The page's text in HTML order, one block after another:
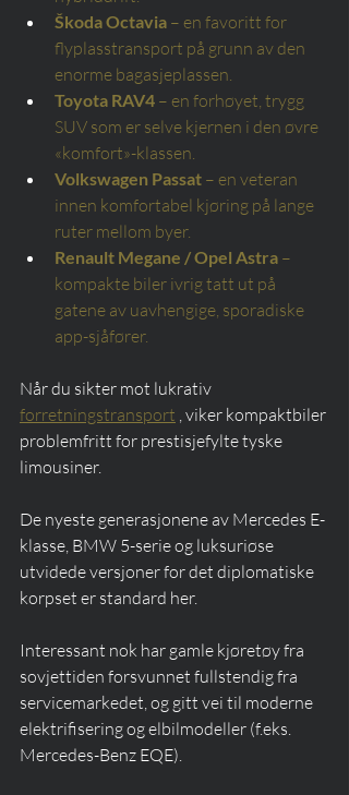
Škoda Octavia – en favoritt for
flyplasstransport på grunn av den
enorme bagasjeplassen.
Toyota RAV4 – en forhøyet, trygg
SUV som er selve kjernen i den øvre
«komfort»-klassen.
Volkswagen Passat – en veteran
innen komfortabel kjøring på lange
ruter mellom byer.
Renault Megane / Opel Astra –
kompakte biler ivrig tatt ut på
gatene av uavhengige, sporadiske
app-sjåfører.
Når du sikter mot lukrativ
forretningstransport , viker kompaktbiler
problemfritt for prestisjefylte tyske
limousiner.
De nyeste generasjonene av Mercedes E-
klasse, BMW 5-serie og luksuriøse
utvidede versjoner for det diplomatiske
korpset er standard her.
Interessant nok har gamle kjøretøy fra
sovjettiden forsvunnet fullstendig fra
servicemarkedet, og gitt vei til moderne
elektrifisering og elbilmodeller (f.eks.
Mercedes-Benz EQE).